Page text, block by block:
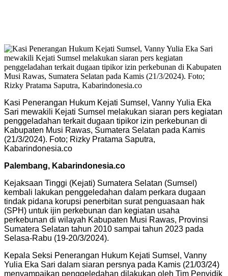
Kasi Penerangan Hukum Kejati Sumsel, Vanny Yulia Eka
Sari mewakili Kejati Sumsel melakukan siaran pers kegiatan
penggeladahan terkait dugaan tipikor izin perkebunan di
Kabupaten Musi Rawas, Sumatera Selatan pada Kamis
(21/3/2024). Foto; Rizky Pratama Saputra,
Kabarindonesia.co
Palembang, Kabarindonesia.co
Kejaksaan Tinggi (Kejati) Sumatera Selatan (Sumsel)
kembali lakukan penggeledahan dalam perkara dugaan
tindak pidana korupsi penerbitan surat penguasaan hak
(SPH) untuk ijin perkebunan dan kegiatan usaha
perkebunan di wilayah Kabupaten Musi Rawas, Provinsi
Sumatera Selatan tahun 2010 sampai tahun 2023 pada
Selasa-Rabu (19-20/3/2024).
Kepala Seksi Penerangan Hukum Kejati Sumsel, Vanny
Yulia Eka Sari dalam siaran persnya pada Kamis (21/03/24)
menyampaikan penggeledahan dilakukan oleh Tim Penyidik